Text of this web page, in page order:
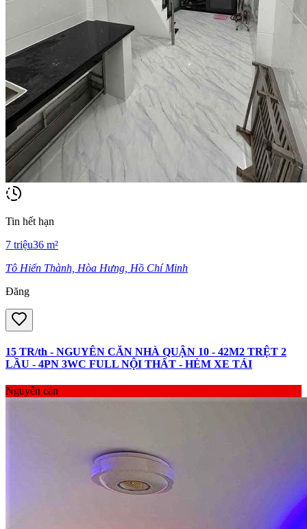
Tin hết hạn
7 triệu36 m²
Tô Hiến Thành, Hòa Hưng, Hồ Chí Minh
Đăng
15 TR/th - NGUYÊN CĂN NHÀ QUẬN 10 - 42M2 TRỆT 2
LẦU - 4PN 3WC FULL NỘI THẤT - HẺM XE TẢI
Nguyên căn